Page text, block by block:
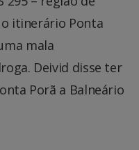
itinerário Ponta
mala
Deivid disse ter
Porã a Balneário